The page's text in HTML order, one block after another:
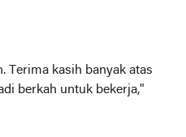
Terima kasih banyak atas
berkah untuk bekerja,"